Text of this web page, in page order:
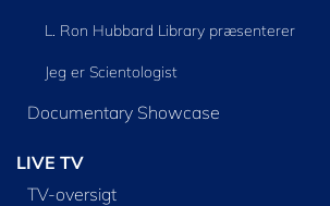
L. Ron Hubbard Library præsenterer
Jeg er Scientologist
Documentary Showcase
LIVE TV
TV-oversigt